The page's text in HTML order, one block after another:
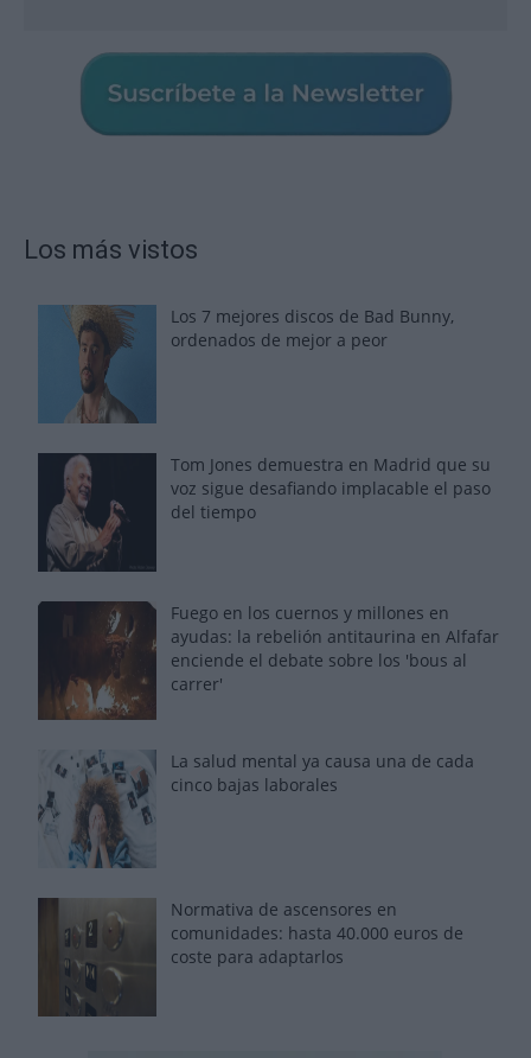
Los más vistos
Los 7 mejores discos de Bad Bunny,
ordenados de mejor a peor
Tom Jones demuestra en Madrid que su
voz sigue desafiando implacable el paso
del tiempo
Fuego en los cuernos y millones en
ayudas: la rebelión antitaurina en Alfafar
enciende el debate sobre los 'bous al
carrer'
La salud mental ya causa una de cada
cinco bajas laborales
Normativa de ascensores en
comunidades: hasta 40.000 euros de
coste para adaptarlos